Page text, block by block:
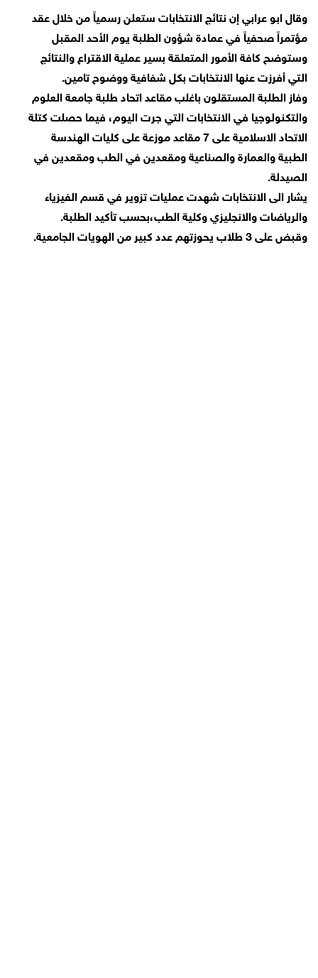
وقال ابو عرابي إن نتائج الانتخابات ستعلن رسمياً من خلال عقد
مؤتمراً صحفياً في عمادة شؤون الطلبة يوم الأحد المقبل
وستوضح كافة الأمور المتعلقة بسير عملية الاقتراع والنتائج
التي أفرزت عنها الانتخابات بكل شفافية ووضوح تامين.
وفاز الطلبة المستقلون باغلب مقاعد اتحاد طلبة جامعة العلوم
والتكنولوجيا في الانتخابات التي جرت اليوم، فيما حصلت كتلة
الاتحاد الاسلامية على 7 مقاعد موزعة على كليات الهندسة
الطبية والعمارة والصناعية ومقعدين في الطب ومقعدين في
الصيدلة.
يشار الى الانتخابات شهدت عمليات تزوير في قسم الفيزياء
والرياضات والانجليزي وكلية الطب،بحسب تأكيد الطلبة.
وقبض على 3 طلاب يحوزتهم عدد كبير من الهويات الجامعية.